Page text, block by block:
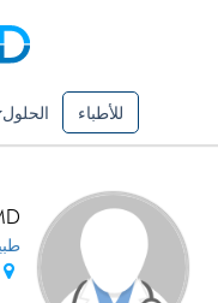
للأطباء الحلول